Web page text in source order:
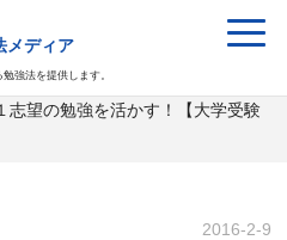
メディア
強法を提供します。
志望の勉強を活かす！【大学受験
2016-2-9